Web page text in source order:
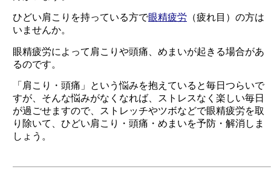
ひどい肩こりを持っている方で眼精疲労 （疲れ目）の方は
いませんか。
眼精疲労によって肩こりや頭痛、めまいが起きる場合があ
るのです。
「肩こり・頭痛」という悩みを抱えていると毎日つらいで
すが、そんな悩みがなくなれば、ストレスなく楽しい毎日
が過ごせますので、ストレッチやツボなどで眼精疲労を取
り除いて、ひどい肩こり・頭痛・めまいを予防・解消しま
しょう。